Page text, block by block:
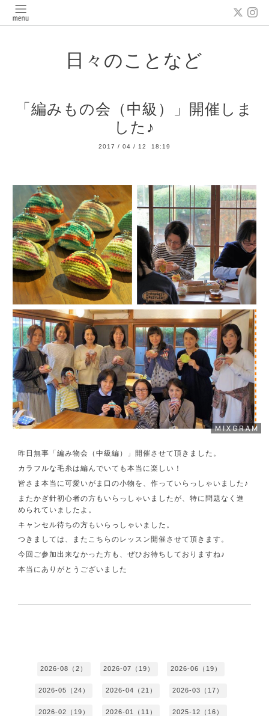
日々のことなど
「編みもの会（中級）」開催しま
した♪
2017 / 04 / 12 18:19
昨日無事「編み物会（中級編）」開催させて頂きました。
カラフルな毛糸は編んでいても本当に楽しい！
皆さま本当に可愛いがま口の小物を、作っていらっしゃいました♪
またかぎ針初心者の方もいらっしゃいましたが、特に問題なく進
められていましたよ。
キャンセル待ちの方もいらっしゃいました。
つきましては、またこちらのレッスン開催させて頂きます。
今回ご参加出来なかった方も、ぜひお待ちしておりますね♪
本当にありがとうございました
2026-08（2） 2026-07（19） 2026-06（19）
2026-05（24） 2026-04（21） 2026-03（17）
2026-02（19） 2026-01（11） 2025-12（16）